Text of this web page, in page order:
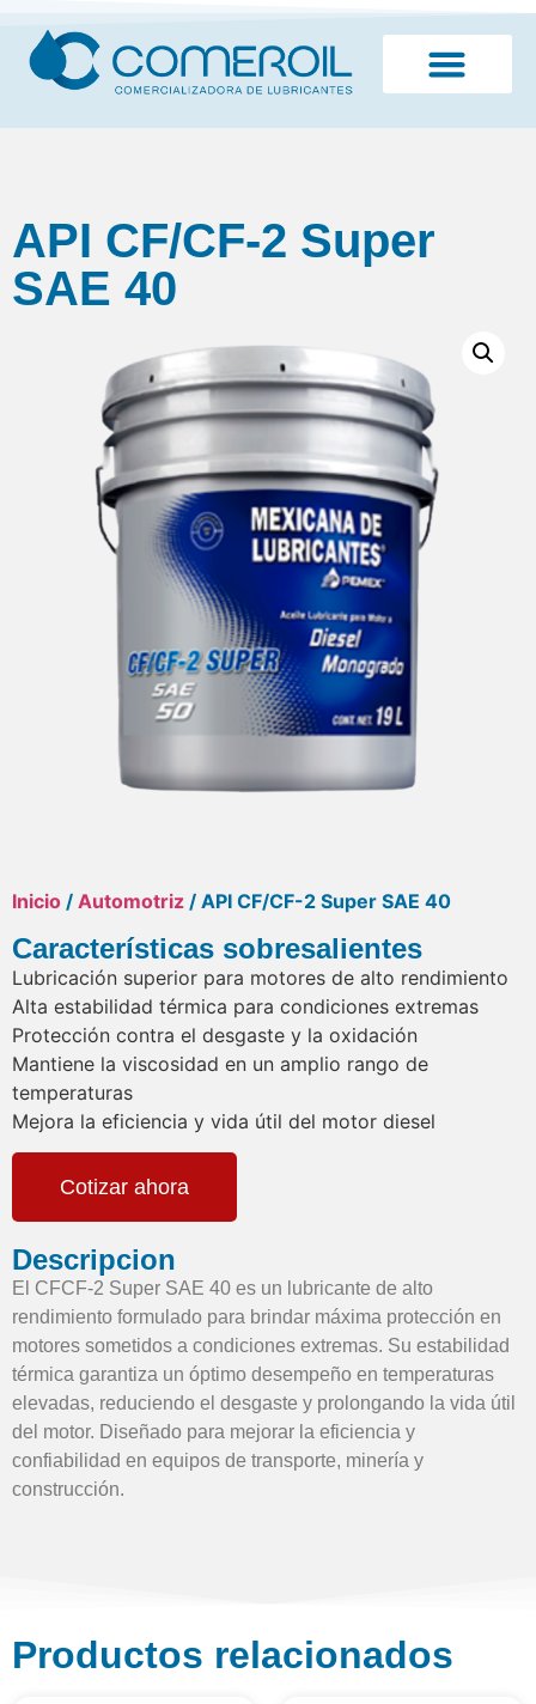
API CF/CF-2 Super
SAE 40
Inicio / Automotriz / API CF/CF-2 Super SAE 40
Características sobresalientes
Lubricación superior para motores de alto rendimiento
Alta estabilidad térmica para condiciones extremas
Protección contra el desgaste y la oxidación
Mantiene la viscosidad en un amplio rango de
temperaturas
Mejora la eficiencia y vida útil del motor diesel
Cotizar ahora
Descripcion
El CFCF-2 Super SAE 40 es un lubricante de alto
rendimiento formulado para brindar máxima protección en
motores sometidos a condiciones extremas. Su estabilidad
térmica garantiza un óptimo desempeño en temperaturas
elevadas, reduciendo el desgaste y prolongando la vida útil
del motor. Diseñado para mejorar la eficiencia y
confiabilidad en equipos de transporte, minería y
construcción.
Productos relacionados